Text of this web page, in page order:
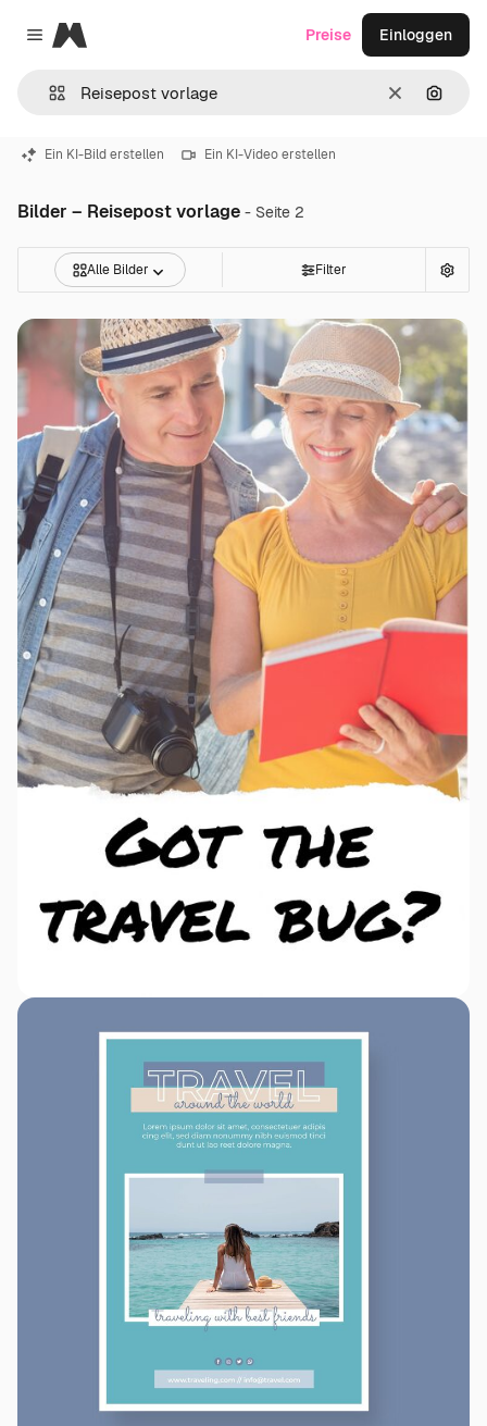
Close menu
Magnific
LöschenNach
Preise Einloggen
Ein KI-Bild erstellen Ein KI-Video erstellen
Bilder – Reisepost vorlage - Seite 2
Alle Bilder Filter